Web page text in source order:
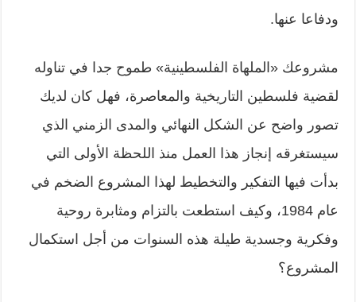
ودفاعا عنها.
مشروعك «الملهاة الفلسطينية» طموح جدا في تناوله
لقضية فلسطين التاريخية والمعاصرة، فهل كان لديك
تصور واضح عن الشكل النهائي والمدى الزمني الذي
سيستغرقه إنجاز هذا العمل منذ اللحظة الأولى التي
بدأت فيها التفكير والتخطيط لهذا المشروع الضخم في
عام 1984، وكيف استطعت بالتزام ومثابرة روحية
وفكرية وجسدية طيلة هذه السنوات من أجل استكمال
المشروع؟